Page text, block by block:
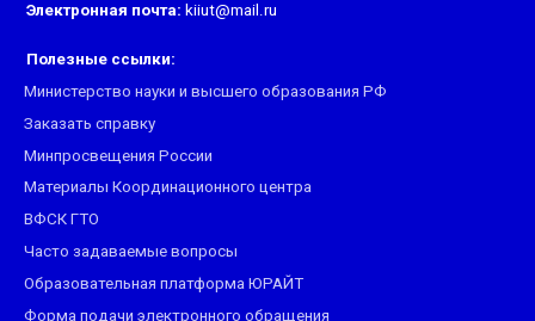
Электронная почта: kiiut@mail.ru
Полезные ссылки:
Министерство науки и высшего образования РФ
Заказать справку
Минпросвещения России
Материалы Координационного центра
ВФСК ГТО
Часто задаваемые вопросы
Образовательная платформа ЮРАЙТ
Форма подачи электронного обращения